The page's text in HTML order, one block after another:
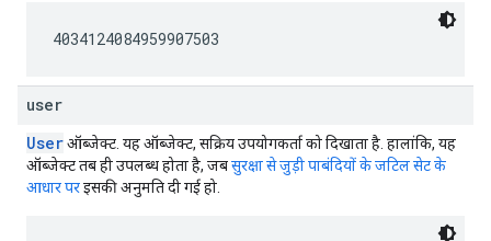
4034124084959907503
user
Userऑब्जेक्ट. यह ऑब्जेक्ट, सक्रिय उपयोगकर्ता को दिखाता है. हालांकि, यह
ऑब्जेक्ट तब ही उपलब्ध होता है, जबसुरक्षा से जुड़ी पाबंदियों के जटिल सेट के
आधार परइसकी अनुमति दी गई हो.